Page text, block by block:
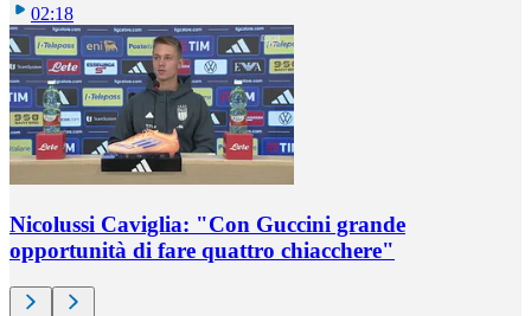
02:18
Nicolussi Caviglia: "Con Guccini grande
opportunità di fare quattro chiacchere"